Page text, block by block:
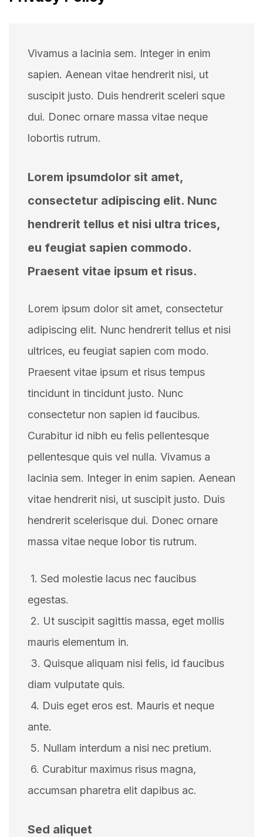
Vivamus a lacinia sem. Integer in enim
sapien. Aenean vitae hendrerit nisi, ut
suscipit justo. Duis hendrerit sceleri sque
dui. Donec ornare massa vitae neque
lobortis rutrum.
Lorem ipsumdolor sit amet,
consectetur adipiscing elit. Nunc
hendrerit tellus et nisi ultra trices,
eu feugiat sapien commodo.
Praesent vitae ipsum et risus.
Lorem ipsum dolor sit amet, consectetur
adipiscing elit. Nunc hendrerit tellus et nisi
ultrices, eu feugiat sapien com modo.
Praesent vitae ipsum et risus tempus
tincidunt in tincidunt justo. Nunc
consectetur non sapien id faucibus.
Curabitur id nibh eu felis pellentesque
pellentesque quis vel nulla. Vivamus a
lacinia sem. Integer in enim sapien. Aenean
vitae hendrerit nisi, ut suscipit justo. Duis
hendrerit scelerisque dui. Donec ornare
massa vitae neque lobor tis rutrum.
1. Sed molestie lacus nec faucibus
egestas.
2. Ut suscipit sagittis massa, eget mollis
mauris elementum in.
3. Quisque aliquam nisi felis, id faucibus
diam vulputate quis.
4. Duis eget eros est. Mauris et neque
ante.
5. Nullam interdum a nisi nec pretium.
6. Curabitur maximus risus magna,
accumsan pharetra elit dapibus ac.
Sed aliquet